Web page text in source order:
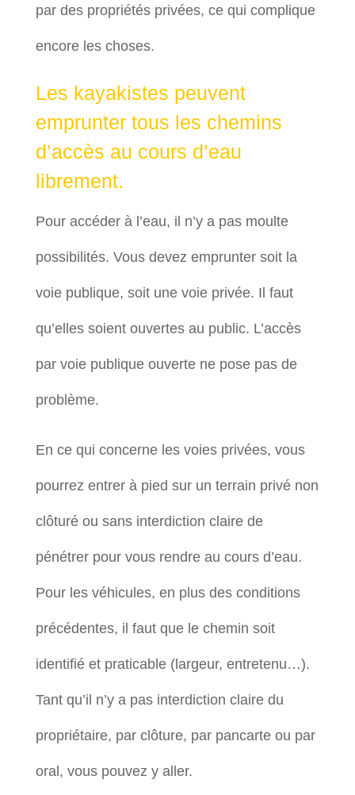
par des propriétés privées, ce qui complique
encore les choses.
Les kayakistes peuvent
emprunter tous les chemins
d’accès au cours d’eau
librement.
Pour accéder à l’eau, il n’y a pas moulte
possibilités. Vous devez emprunter soit la
voie publique, soit une voie privée. Il faut
qu’elles soient ouvertes au public. L’accès
par voie publique ouverte ne pose pas de
problème.
En ce qui concerne les voies privées, vous
pourrez entrer à pied sur un terrain privé non
clôturé ou sans interdiction claire de
pénétrer pour vous rendre au cours d’eau.
Pour les véhicules, en plus des conditions
précédentes, il faut que le chemin soit
identifié et praticable (largeur, entretenu…).
Tant qu’il n’y a pas interdiction claire du
propriétaire, par clôture, par pancarte ou par
oral, vous pouvez y aller.